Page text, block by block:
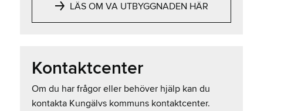
LÄS OM VA UTBYGGNADEN HÄR
Kontaktcenter
Om du har frågor eller behöver hjälp kan du
kontakta Kungälvs kommuns kontaktcenter.